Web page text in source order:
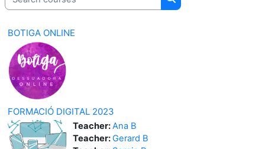
Search courses
BOTIGA ONLINE
FORMACIÓ DIGITAL 2023
Teacher:Ana B
Teacher:Gerard B